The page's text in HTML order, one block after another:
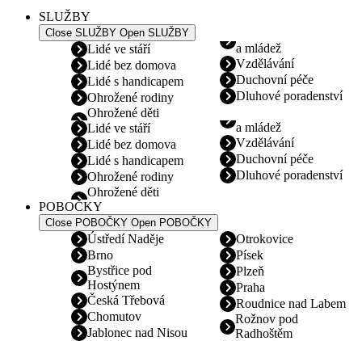
SLUŽBY
Close SLUŽBY Open SLUŽBY
Lidé ve stáří
Lidé bez domova
Lidé s handicapem
Ohrožené rodiny
Ohrožené děti
a mládež
Vzdělávání
Duchovní péče
Dluhové poradenství
Lidé ve stáří
Lidé bez domova
Lidé s handicapem
Ohrožené rodiny
Ohrožené děti
a mládež
Vzdělávání
Duchovní péče
Dluhové poradenství
POBOČKY
Close POBOČKY Open POBOČKY
Ústředí Naděje
Brno
Bystřice pod
Hostýnem
Česká Třebová
Chomutov
Jablonec nad Nisou
Otrokovice
Písek
Plzeň
Praha
Roudnice nad Labem
Rožnov pod
Radhoštěm